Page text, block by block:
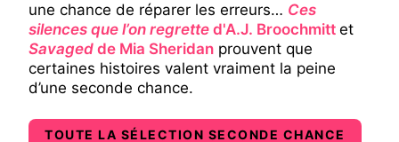
une chance de réparer les erreurs… Ces
silences que l’on regrette d'A.J. Broochmitt et
Savaged de Mia Sheridan prouvent que
certaines histoires valent vraiment la peine
d’une seconde chance.
TOUTE LA SÉLECTION SECONDE CHANCE